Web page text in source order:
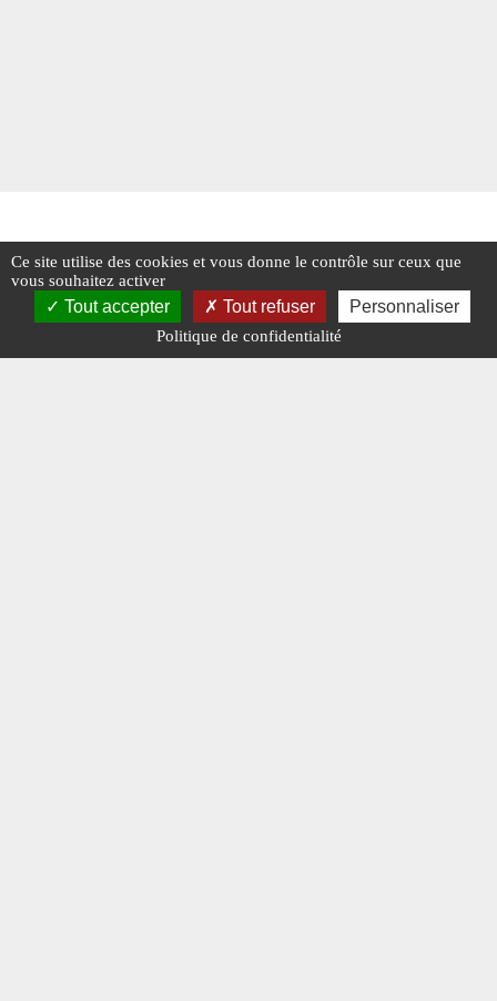
Ce site utilise des cookies et vous donne le contrôle sur ceux que
vous souhaitez activer
Tout accepter Tout refuser Personnaliser
Politique de confidentialité